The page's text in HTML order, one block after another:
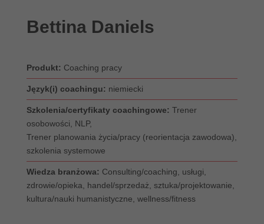
Bettina Daniels
Produkt: Coaching pracy
Język(i) coachingu: niemiecki
Szkolenia/certyfikaty coachingowe: Trener
osobowości, NLP,
Trener planowania życia/pracy (reorientacja zawodowa),
szkolenia systemowe
Wiedza branżowa: Consulting/coaching, usługi,
zdrowie/opieka, handel/sprzedaż, sztuka/projektowanie,
kultura/nauki humanistyczne, wellness/fitness